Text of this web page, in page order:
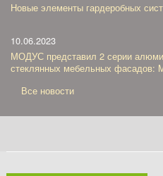
Новые элементы гардеробных
10.06.2023
МОДУС представил 2 серии
стеклянных мебельных фасадов:
Все новости